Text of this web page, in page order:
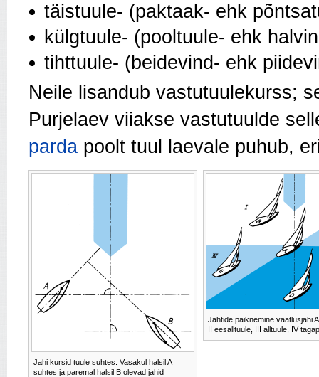
täistuule- (paktaak- ehk
külgtuule- (pooltuule- ehk
tihttuule- (beidevind- ehk
Neile lisandub vastutuulekurss;
Purjelaev viiakse vastutuulde
parda poolt tuul laevale puhub,
Jahi kursid tuule suhtes. Vasakul halsil A
suhtes ja paremal halsil B olevad jahid
Jahtide paiknemine vaatlusjahi
II eesalltuule, III alltuule, IV